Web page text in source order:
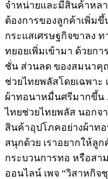
จำหน่ายและมีสินค้าหล
ต้องการของลูกค้าเพิ่มขึ้
กระแสเศรษฐกิจขาลง
ทยอยเพิ่มเข้ามา ด้วยก
ชั่น ส่วนลด ของสมนาคุ
ช่วยไทยพลัสโดยเฉพา
ผ้าทอนาหมื่นศรีมากขึ้น
ไทยช่วยไทยพลัส นอกจ
สินค้าอุปโภคอย่างผ้าท
สนุกด้วย เราอยากให้ลู
กระบวนการทอ หรือสา
ออนไลน์ เพจ “วิสาหกิจ